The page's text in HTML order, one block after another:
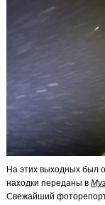
На этих выходных был
находки переданы в
Свежайший